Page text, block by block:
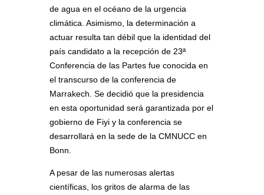
de agua en el océano de la urgencia
climática. Asimismo, la determinación a
actuar resulta tan débil que la identidad del
país candidato a la recepción de 23ª
Conferencia de las Partes fue conocida en
el transcurso de la conferencia de
Marrakech. Se decidió que la presidencia
en esta oportunidad será garantizada por el
gobierno de Fiyi y la conferencia se
desarrollará en la sede de la CMNUCC en
Bonn.
A pesar de las numerosas alertas
científicas, los gritos de alarma de las